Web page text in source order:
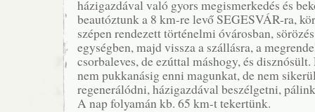
házigazdával való gyors megismerkedés és
beautóztunk a 8 km-re levő SEGESVÁR-ra,
szépen rendezett történelmi óvárosban,
egységben, majd vissza a szállásra, a
csorbaleves, de ezúttal máshogy, és
nem pukkanásig enni magunkat, de nem
regenerálódni, házigazdával beszélgetni,
A nap folyamán kb. 65 km-t tekertünk.